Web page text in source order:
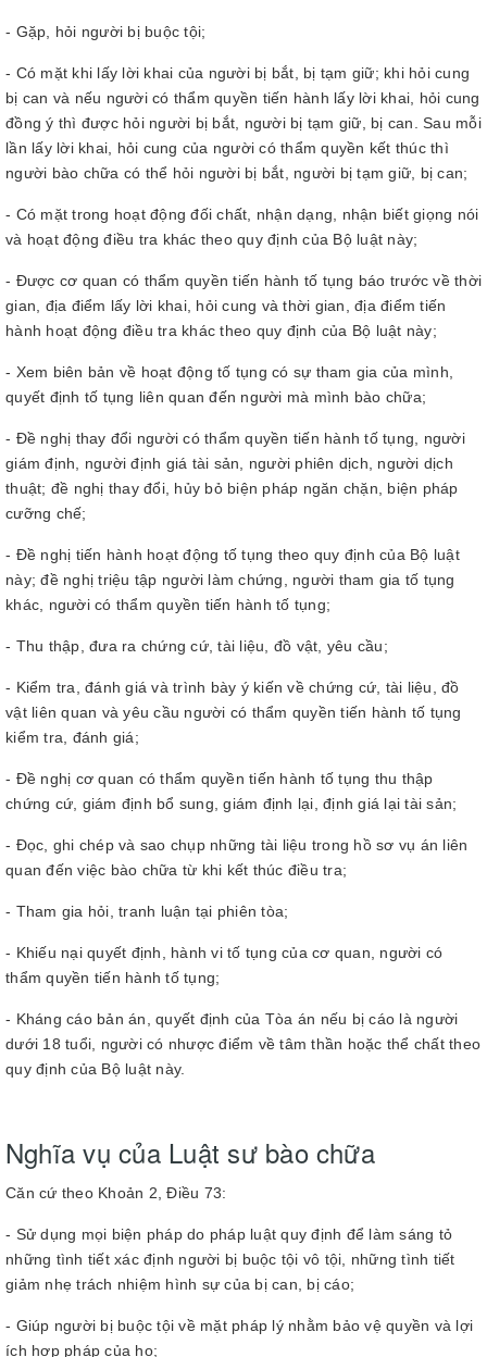
- Gặp, hỏi người bị buộc tội;
- Có mặt khi lấy lời khai của người bị bắt, bị tạm giữ; khi hỏi cung
bị can và nếu người có thẩm quyền tiến hành lấy lời khai, hỏi cung
đồng ý thì được hỏi người bị bắt, người bị tạm giữ, bị can. Sau mỗi
lần lấy lời khai, hỏi cung của người có thẩm quyền kết thúc thì
người bào chữa có thể hỏi người bị bắt, người bị tạm giữ, bị can;
- Có mặt trong hoạt động đối chất, nhận dạng, nhận biết giọng nói
và hoạt động điều tra khác theo quy định của Bộ luật này;
- Được cơ quan có thẩm quyền tiến hành tố tụng báo trước về thời
gian, địa điểm lấy lời khai, hỏi cung và thời gian, địa điểm tiến
hành hoạt động điều tra khác theo quy định của Bộ luật này;
- Xem biên bản về hoạt động tố tụng có sự tham gia của mình,
quyết định tố tụng liên quan đến người mà mình bào chữa;
- Đề nghị thay đổi người có thẩm quyền tiến hành tố tụng, người
giám định, người định giá tài sản, người phiên dịch, người dịch
thuật; đề nghị thay đổi, hủy bỏ biện pháp ngăn chặn, biện pháp
cưỡng chế;
- Đề nghị tiến hành hoạt động tố tụng theo quy định của Bộ luật
này; đề nghị triệu tập người làm chứng, người tham gia tố tụng
khác, người có thẩm quyền tiến hành tố tụng;
- Thu thập, đưa ra chứng cứ, tài liệu, đồ vật, yêu cầu;
- Kiểm tra, đánh giá và trình bày ý kiến về chứng cứ, tài liệu, đồ
vật liên quan và yêu cầu người có thẩm quyền tiến hành tố tụng
kiểm tra, đánh giá;
- Đề nghị cơ quan có thẩm quyền tiến hành tố tụng thu thập
chứng cứ, giám định bổ sung, giám định lại, định giá lại tài sản;
- Đọc, ghi chép và sao chụp những tài liệu trong hồ sơ vụ án liên
quan đến việc bào chữa từ khi kết thúc điều tra;
- Tham gia hỏi, tranh luận tại phiên tòa;
- Khiếu nại quyết định, hành vi tố tụng của cơ quan, người có
thẩm quyền tiến hành tố tụng;
- Kháng cáo bản án, quyết định của Tòa án nếu bị cáo là người
dưới 18 tuổi, người có nhược điểm về tâm thần hoặc thể chất theo
quy định của Bộ luật này.
Nghĩa vụ của Luật sư bào chữa
Căn cứ theo Khoản 2, Điều 73:
- Sử dụng mọi biện pháp do pháp luật quy định để làm sáng tỏ
những tình tiết xác định người bị buộc tội vô tội, những tình tiết
giảm nhẹ trách nhiệm hình sự của bị can, bị cáo;
- Giúp người bị buộc tội về mặt pháp lý nhằm bảo vệ quyền và lợi
ích hợp pháp của họ;